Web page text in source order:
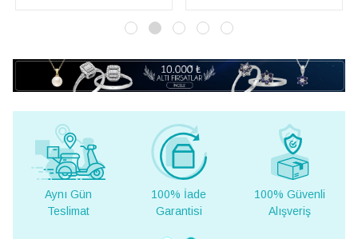
Aynı Gün
Teslimat
100% İade
Garantisi
100% Güvenli
Alışveriş